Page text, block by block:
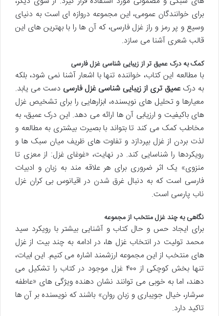
برای خوانندگان عمومی، این مجموعه دروازه ای است به دنیای
وسیع و پر رمز و راز غزل فارسی، که آن ها را با بهترین های این
قالب شعری آشنا می سازد.
کمک به درک عمیق تر از زیبایی شناسی غزل فارسی
با مطالعه این کتاب، خواننده تنها با اشعار آشنا نمی شود، بلکه
به درکعمیق تری از زیبایی شناسی غزل فارسی دست می یابد.
معیارها و تحلیل های نویسنده، ابزارهایی را برای تشخیص غزل
های باکیفیت و ارزیابی آن ها ارائه می دهد. این درک عمیق، به
مخاطب کمک می کند تا بتواند با بصیرت بیشتری به مطالعه و
لذت بردن از غزل بپردازد و تفاوت های ظریف میان سبک ها و
رویکردها را شناسایی کند. در نهایت، «غوغای غزل: از معزی تا
منزوی» یک اثر ضروری برای هر علاقه مند به زبان و ادبیات
فارسی است که به دنبال غرق شدن در اقیانوس بی کران غزل
ناب پارسی است.
نگاهی به چند غزل منتخب از مجموعه
برای ایجاد حس و حال کتاب و آشنایی بیشتر با رویکرد سید
محمد تولیت در انتخاب غزل ها، در ادامه به چند بیت از غزل
های منتخب از این مجموعه ارزشمند اشاره می کنیم. این ابیات،
تنها بخش کوچکی از ۴۰۰ غزل موجود در کتاب را تشکیل می
دهند، اما به خوبی می توانند نشان دهنده ویژگی های «عاطفه
سرشار، خیال جویباری و زبان روان» باشند که نویسنده بر آن ها
تاکید دارد.